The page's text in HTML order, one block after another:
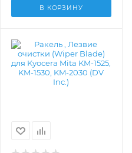
В КОРЗИНУ